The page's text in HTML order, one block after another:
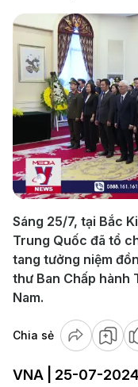
Sáng 25/7, tại Bắc
Trung Quốc đã tổ
tang tưởng niệm
thư Ban Chấp hành
Nam.
Chia sẻ
VNA | 25-07-